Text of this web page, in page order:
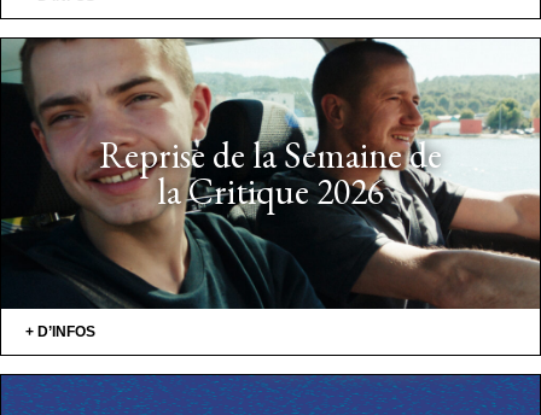
Reprise de la Semaine de
la Critique 2026
+ D’INFOS